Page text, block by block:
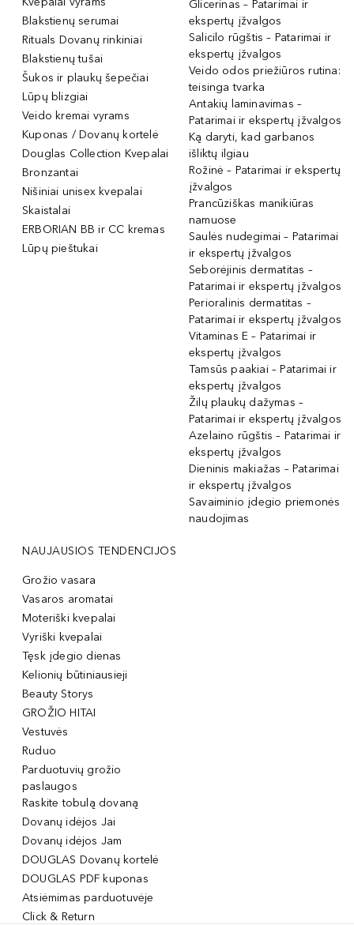
Blakstienų serumai
Rituals Dovanų rinkiniai
Blakstienų tušai
Šukos ir plaukų šepečiai
Lūpų blizgiai
Veido kremai vyrams
Kuponas / Dovanų kortelė
Douglas Collection Kvepalai
Bronzantai
Nišiniai unisex kvepalai
Skaistalai
ERBORIAN BB ir CC kremas
Lūpų pieštukai
Glicerinas – Patarimai ir
ekspertų įžvalgos
Salicilo rūgštis – Patarimai ir
ekspertų įžvalgos
Veido odos priežiūros rutina:
teisinga tvarka
Antakių laminavimas –
Patarimai ir ekspertų įžvalgos
Ką daryti, kad garbanos
išliktų ilgiau
Rožinė – Patarimai ir ekspertų
įžvalgos
Prancūziškas manikiūras
namuose
Saulės nudegimai – Patarimai
ir ekspertų įžvalgos
Seborėjinis dermatitas –
Patarimai ir ekspertų įžvalgos
Perioralinis dermatitas –
Patarimai ir ekspertų įžvalgos
Vitaminas E – Patarimai ir
ekspertų įžvalgos
Tamsūs paakiai – Patarimai ir
ekspertų įžvalgos
Žilų plaukų dažymas –
Patarimai ir ekspertų įžvalgos
Azelaino rūgštis – Patarimai ir
ekspertų įžvalgos
Dieninis makiažas – Patarimai
ir ekspertų įžvalgos
Savaiminio įdegio priemonės
naudojimas
NAUJAUSIOS TENDENCIJOS
Grožio vasara
Vasaros aromatai
Moteriški kvepalai
Vyriški kvepalai
Tęsk įdegio dienas
Kelionių būtiniausieji
Beauty Storys
GROŽIO HITAI
Vestuvės
Ruduo
Parduotuvių grožio
paslaugos
Raskite tobulą dovaną
Dovanų idėjos Jai
Dovanų idėjos Jam
DOUGLAS Dovanų kortelė
DOUGLAS PDF kuponas
Atsiėmimas parduotuvėje
Click & Return